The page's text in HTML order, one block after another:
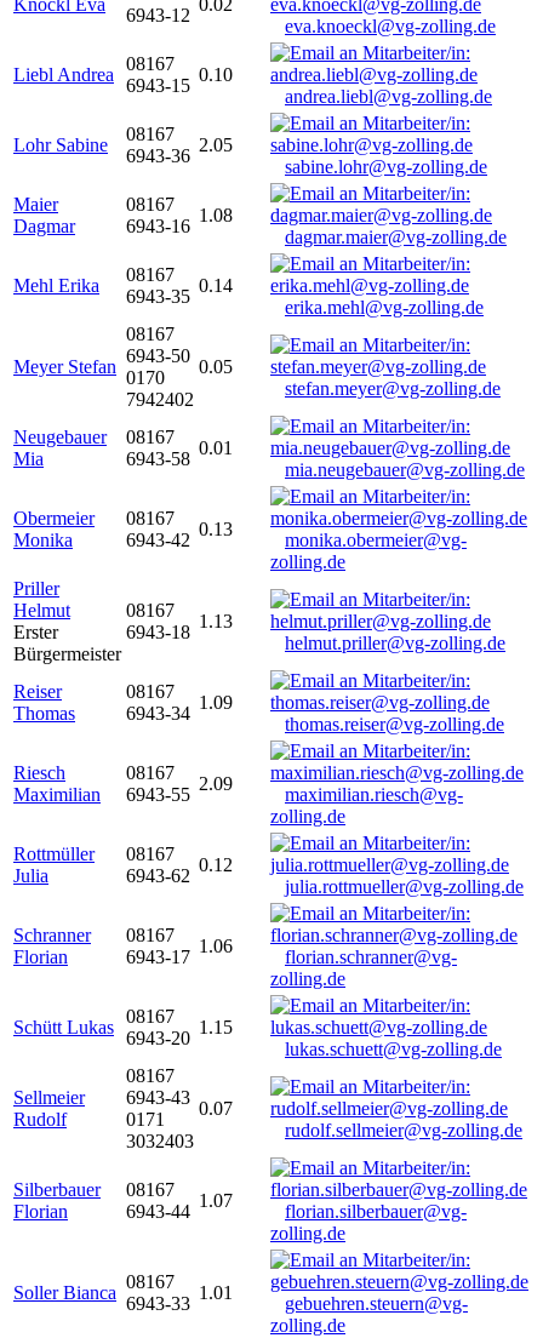
Knöckl Eva
6943-12
0.02
eva.knoeckl@vg-zolling.de
Liebl Andrea
08167
6943-15
0.10
andrea.liebl@vg-zolling.de
Lohr Sabine
08167
6943-36
2.05
sabine.lohr@vg-zolling.de
Maier
Dagmar
08167
6943-16
1.08
dagmar.maier@vg-zolling.de
Mehl Erika
08167
6943-35
0.14
erika.mehl@vg-zolling.de
Meyer Stefan
08167
6943-50
0170
7942402
0.05
stefan.meyer@vg-zolling.de
Neugebauer
Mia
08167
6943-58
0.01
mia.neugebauer@vg-zolling.de
Obermeier
Monika
08167
6943-42
0.13
monika.obermeier@vg-
zolling.de
Priller
Helmut
Erster
Bürgermeister
08167
6943-18
1.13
helmut.priller@vg-zolling.de
Reiser
Thomas
08167
6943-34
1.09
thomas.reiser@vg-zolling.de
Riesch
Maximilian
08167
6943-55
2.09
maximilian.riesch@vg-
zolling.de
Rottmüller
Julia
08167
6943-62
0.12
julia.rottmueller@vg-zolling.de
Schranner
Florian
08167
6943-17
1.06
florian.schranner@vg-
zolling.de
Schütt Lukas
08167
6943-20
1.15
lukas.schuett@vg-zolling.de
Sellmeier
Rudolf
08167
6943-43
0171
3032403
0.07
rudolf.sellmeier@vg-zolling.de
Silberbauer
Florian
08167
6943-44
1.07
florian.silberbauer@vg-
zolling.de
Soller Bianca
08167
6943-33
1.01
gebuehren.steuern@vg-
zolling.de